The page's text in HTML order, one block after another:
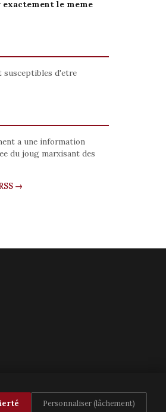
le meme
susceptibles d'etre
a une information
du joug marxisant des
→
Personnaliser (lâchement)